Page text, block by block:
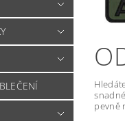
pevně